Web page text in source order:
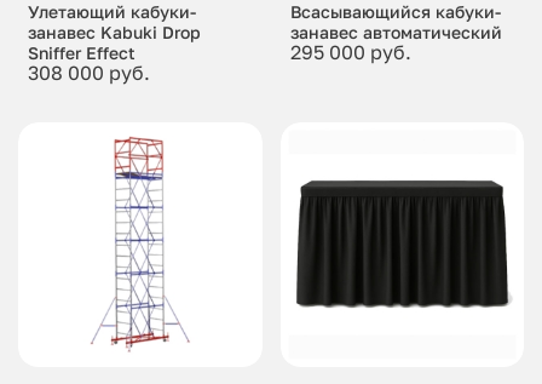
Улетающий кабуки-
занавес Kabuki Drop
Sniffer Effect
308 000 руб.
Всасывающийся кабуки-
занавес автоматический
295 000 руб.